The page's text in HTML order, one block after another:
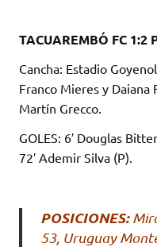
TACUAREMBÓ FC 1:2
Cancha: Estadio
Franco Mieres y
Martín Grecco.
GOLES: 6′ Douglas
72′ Ademir Silva (P).
POSICIONES:
53, Uruguay